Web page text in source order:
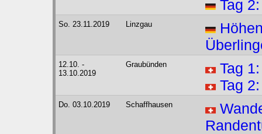
Tag
So. 23.11.2019 Linzgau
12.10. -
13.10.2019
Graubünden
Tag
Tag
Do. 03.10.2019 Schaffhausen